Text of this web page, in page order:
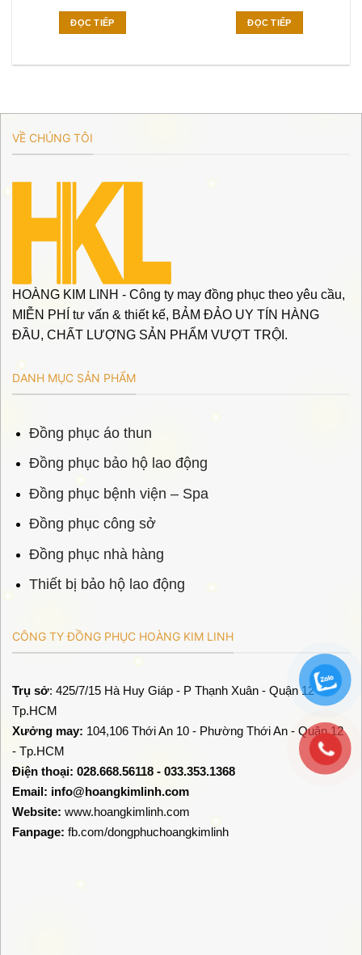
ĐỌC TIẾP ĐỌC TIẾP
VỀ CHÚNG TÔI
HOÀNG KIM LINH - Công ty may đồng phục theo yêu cầu,
MIỄN PHÍ tư vấn & thiết kế, BẢM ĐẢO UY TÍN HÀNG
ĐẦU, CHẤT LƯỢNG SẢN PHẨM VƯỢT TRỘI.
DANH MỤC SẢN PHẨM
Đồng phục áo thun
Đồng phục bảo hộ lao động
Đồng phục bệnh viện – Spa
Đồng phục công sở
Đồng phục nhà hàng
Thiết bị bảo hộ lao động
CÔNG TY ĐỒNG PHỤC HOÀNG KIM LINH
Trụ sở: 425/7/15 Hà Huy Giáp - P Thạnh Xuân - Quận 12 -
Tp.HCM
Xưởng may: 104,106 Thới An 10 - Phường Thới An - Quận 12
- Tp.HCM
Điện thoại: 028.668.56118 - 033.353.1368
Email: info@hoangkimlinh.com
Website: www.hoangkimlinh.com
Fanpage: fb.com/dongphuchoangkimlinh